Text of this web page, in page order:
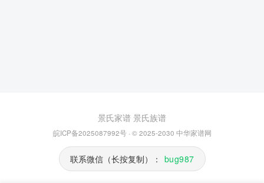
景氏家谱 景氏族谱
皖ICP备2025087992号· © 2025-2030 中华家谱网
联系微信（长按复制）： bug987